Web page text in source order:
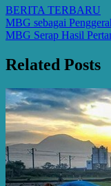
BERITA TERBARU
Post
navigation
MBG sebagai
MBG Serap Hasil
Related Posts